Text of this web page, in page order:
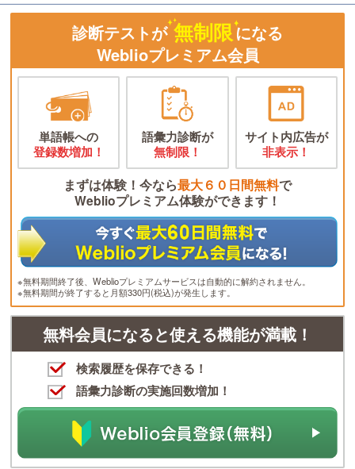
診断テストが 無制限になる
Weblioプレミアム会員
単語帳への
登録数増加！
語彙力診断が
無制限！
サイト内広告が
非表示！
まずは体験！今なら最大６０日間無料で
Weblioプレミアム体験ができます！
※無料期間終了後、Weblioプレミアムサービスは自動的に解約されません。
※無料期間が終了すると月額330円(税込)が発生します。
無料会員になると使える機能が満載！
検索履歴を保存できる！
語彙力診断の実施回数増加！